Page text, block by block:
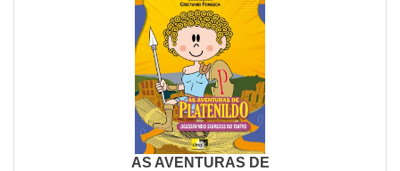
AS AVENTURAS DE